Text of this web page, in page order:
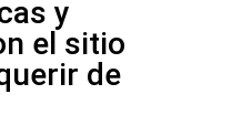
y
el sitio
de